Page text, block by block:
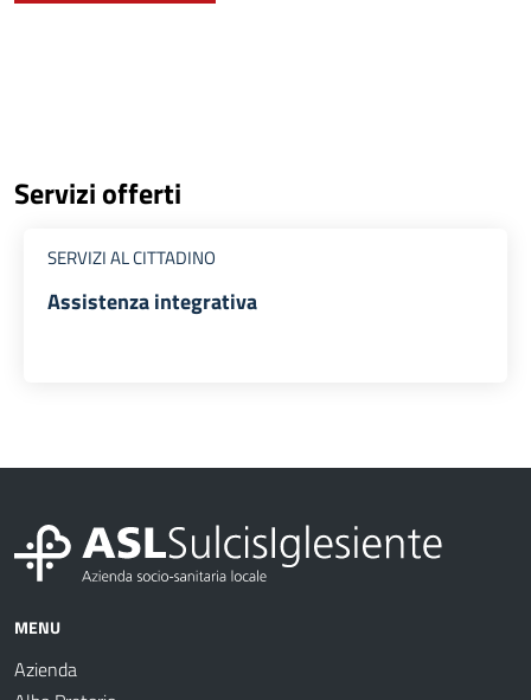
Servizi offerti
SERVIZI AL CITTADINO
Assistenza integrativa
MENU
Azienda